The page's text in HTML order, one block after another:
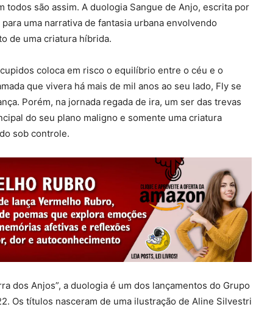
todos são assim. A duologia Sangue de Anjo, escrita por
uma narrativa de fantasia urbana envolvendo
de uma criatura híbrida.
coloca em risco o equilíbrio entre o céu e o
que vivera há mais de mil anos ao seu lado, Fly se
Porém, na jornada regada de ira, um ser das trevas
do seu plano maligno e somente uma criatura
sob controle.
dos Anjos”, a duologia é um dos lançamentos do Grupo
Os títulos nasceram de uma ilustração de Aline Silvestri